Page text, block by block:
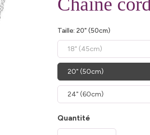
Taille: 20" (50cm)
18" (45cm)
20" (50cm)
24" (60cm)
Quantité